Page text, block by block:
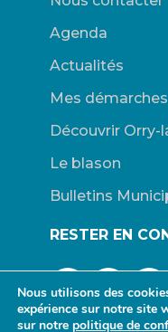
Agenda
Actualités
Mes
Découvrir Orry-
Le blason
Bulletins
RESTER EN
Nous utilisons des
expérience sur notre site
sur notre politique de